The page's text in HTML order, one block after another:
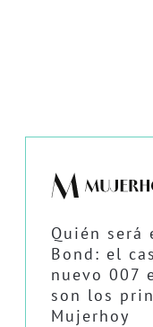
Quién será
Bond: el
nuevo 007
son los
Mujerhoy